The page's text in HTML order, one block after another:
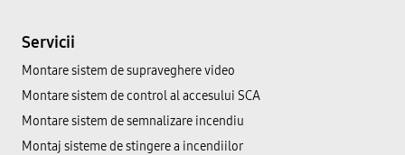
Servicii
Montare sistem de supraveghere video
Montare sistem de control al accesului SCA
Montare sistem de semnalizare incendiu
Montaj sisteme de stingere a incendiilor